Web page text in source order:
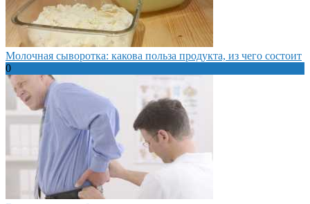
Молочная сыворотка: какова польза продукта, из чего состоит
0